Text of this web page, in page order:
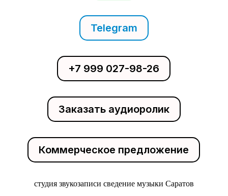
Telegram
+7 999 027-98-26
Заказать аудиоролик
Коммерческое предложение
студия звукозаписи сведение музыки Саратов